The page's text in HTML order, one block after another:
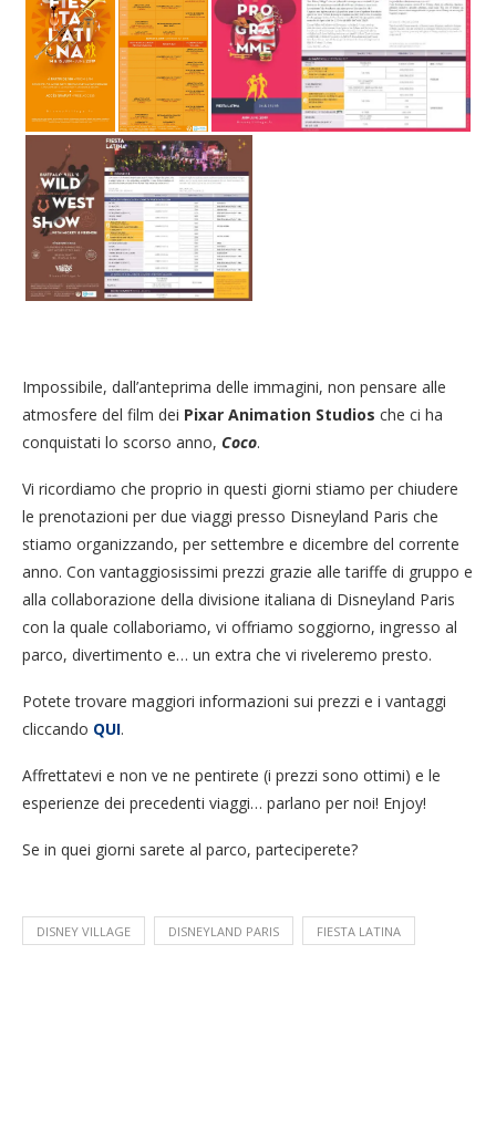
Impossibile, dall’anteprima delle immagini, non pensare alle
atmosfere del film dei Pixar Animation Studios che ci ha
conquistati lo scorso anno, Coco.
Vi ricordiamo che proprio in questi giorni stiamo per chiudere
le prenotazioni per due viaggi presso Disneyland Paris che
stiamo organizzando, per settembre e dicembre del corrente
anno. Con vantaggiosissimi prezzi grazie alle tariffe di gruppo e
alla collaborazione della divisione italiana di Disneyland Paris
con la quale collaboriamo, vi offriamo soggiorno, ingresso al
parco, divertimento e… un extra che vi riveleremo presto.
Potete trovare maggiori informazioni sui prezzi e i vantaggi
cliccando QUI.
Affrettatevi e non ve ne pentirete (i prezzi sono ottimi) e le
esperienze dei precedenti viaggi… parlano per noi! Enjoy!
Se in quei giorni sarete al parco, parteciperete?
DISNEY VILLAGE DISNEYLAND PARIS FIESTA LATINA